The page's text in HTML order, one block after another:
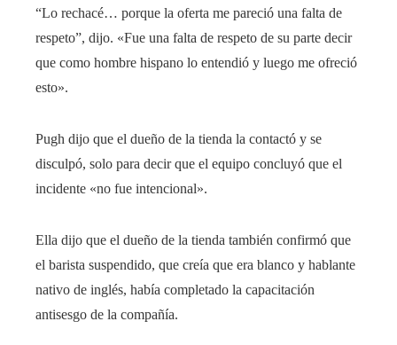
“Lo rechacé… porque la oferta me pareció una falta de
respeto”, dijo. «Fue una falta de respeto de su parte decir
que como hombre hispano lo entendió y luego me ofreció
esto».
Pugh dijo que el dueño de la tienda la contactó y se
disculpó, solo para decir que el equipo concluyó que el
incidente «no fue intencional».
Ella dijo que el dueño de la tienda también confirmó que
el barista suspendido, que creía que era blanco y hablante
nativo de inglés, había completado la capacitación
antisesgo de la compañía.